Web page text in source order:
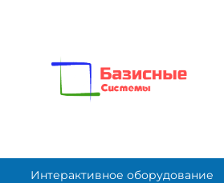
Интерактивное оборудование